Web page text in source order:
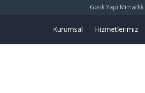
Gotik Yapı
Kurumsal Hizmetlerimiz